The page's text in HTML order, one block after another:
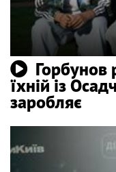
Горбунов
їхній із
заробляє